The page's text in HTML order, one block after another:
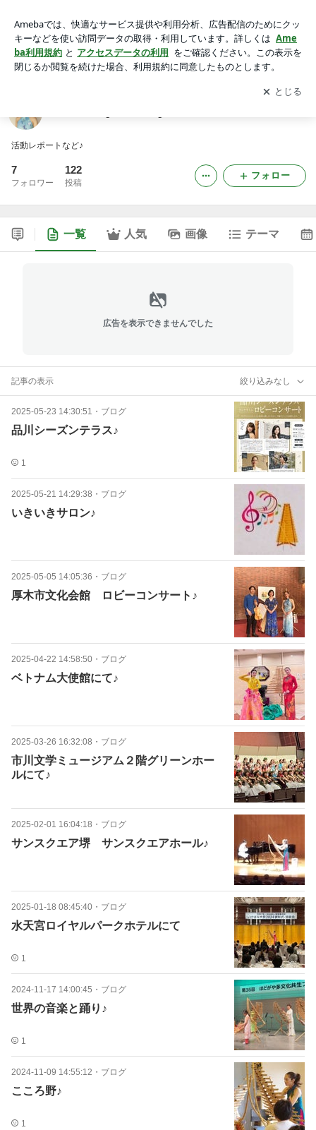
アプリをダウンロードして ブログの更新通知
を受け取りまし
ょう。
開く
活動レポートなど♪
7
フォロワー
122
投稿
フォロー
一覧 人気 画像 テーマ
広告を表示できませんでした
記事の表示 絞り込みなし
2025-05-23 14:30:51 ・ ブログ
品川シーズンテラス♪
1
2025-05-21 14:29:38 ・ ブログ
いきいきサロン♪
2025-05-05 14:05:36 ・ ブログ
厚木市文化会館 ロビーコンサート♪
2025-04-22 14:58:50 ・ ブログ
ベトナム大使館にて♪
2025-03-26 16:32:08 ・ ブログ
市川文学ミュージアム２階グリーンホー
ルにて♪
2025-02-01 16:04:18 ・ ブログ
サンスクエア堺 サンスクエアホール♪
2025-01-18 08:45:40 ・ ブログ
水天宮ロイヤルパークホテルにて
1
2024-11-17 14:00:45 ・ ブログ
世界の音楽と踊り♪
1
2024-11-09 14:55:12 ・ ブログ
こころ野♪
1